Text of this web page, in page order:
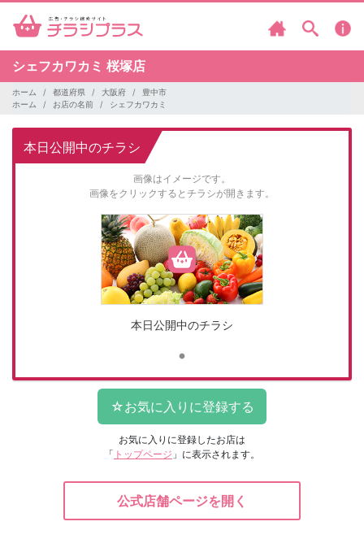
シェフカワカミ 桜塚店
ホーム 都道府県 大阪府
豊中市
ホーム
お店の名前 シェフカワカミ
本日公開中のチラシ
画像はイメージです。
画像をクリックするとチラシが開きます。
本日公開中のチラシ
お気に入りに登録したお店は
「 トップページ 」に表示されます。
公式店舗ページを開く